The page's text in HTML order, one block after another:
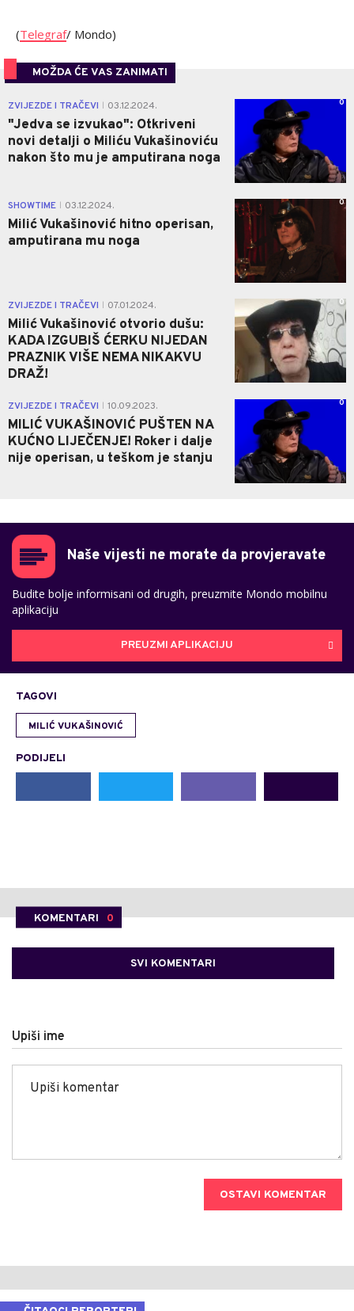
(Telegraf/ Mondo)
MOŽDA ĆE VAS ZANIMATI
ZVIJEZDE I TRAČEVI 03.12.2024.
"Jedva se izvukao": Otkriveni
novi detalji o Miliću Vukašinoviću
nakon što mu je amputirana noga
0
SHOWTIME 03.12.2024.
Milić Vukašinović hitno operisan,
amputirana mu noga
0
ZVIJEZDE I TRAČEVI 07.01.2024.
Milić Vukašinović otvorio dušu:
KADA IZGUBIŠ ĆERKU NIJEDAN
PRAZNIK VIŠE NEMA NIKAKVU
DRAŽ!
0
ZVIJEZDE I TRAČEVI 10.09.2023.
MILIĆ VUKAŠINOVIĆ PUŠTEN NA
KUĆNO LIJEČENJE! Roker i dalje
nije operisan, u teškom je stanju
0
Naše vijesti ne morate da provjeravate
Budite bolje informisani od drugih, preuzmite Mondo mobilnu
aplikaciju
PREUZMI APLIKACIJU
TAGOVI
MILIĆ VUKAŠINOVIĆ
PODIJELI
KOMENTARI 0
SVI KOMENTARI
Upiši ime
OSTAVI KOMENTAR